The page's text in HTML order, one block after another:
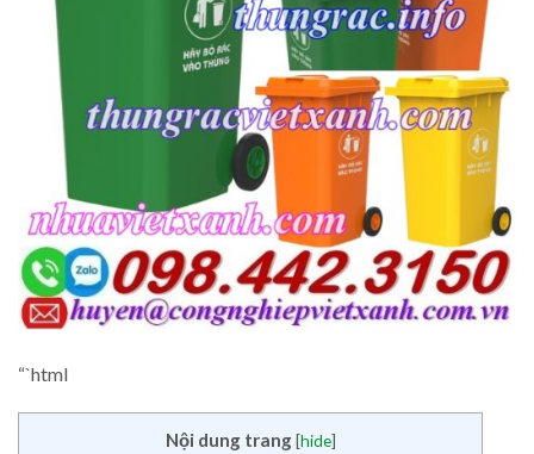
“`html
Nội dung trang [hide]